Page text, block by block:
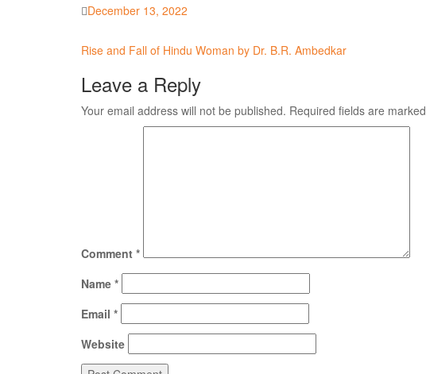
Posted
December 13, 2022
Post
navigation
Rise and Fall of Hindu Woman by Dr. B.R. Ambedkar
Leave a Reply
Your email address will not be published. Required fields are marked
Comment *
Name *
Email *
Website